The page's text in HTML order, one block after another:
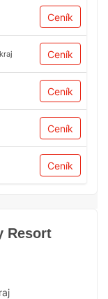
Resort
Ceník
Ceník
Ceník
Ceník
Ceník